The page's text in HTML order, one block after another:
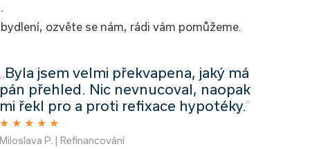
ozvěte se nám, rádi vám pomůžeme.
„Byla jsem velmi překvapena, jaký má
pán přehled. Nic nevnucoval, naopak
mi řekl pro a proti refixace hypotéky.”
★ ★ ★ ★ ★
Miloslava P. | Refinancování